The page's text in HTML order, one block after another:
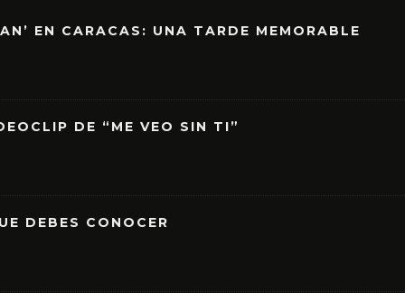
EN CARACAS: UNA TARDE MEMORABLE
DE “ME VEO SIN TI”
DEBES CONOCER